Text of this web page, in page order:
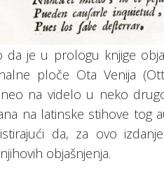
je u prologu knjige
ploče Ota Venija
na videlo u neko
na latinske stihove tog
da, za ovo
objašnjenja.